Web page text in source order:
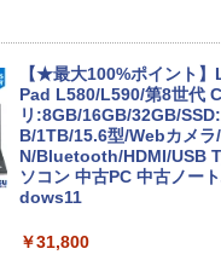
【★最大100%ポイント
Pad L580/L590/第8世代
リ:8GB/16GB/32GB/
B/1TB/15.6型/Webカメ
N/Bluetooth/HDMI/USB
ソコン 中古PC 中古ノー
dows11
￥31,800